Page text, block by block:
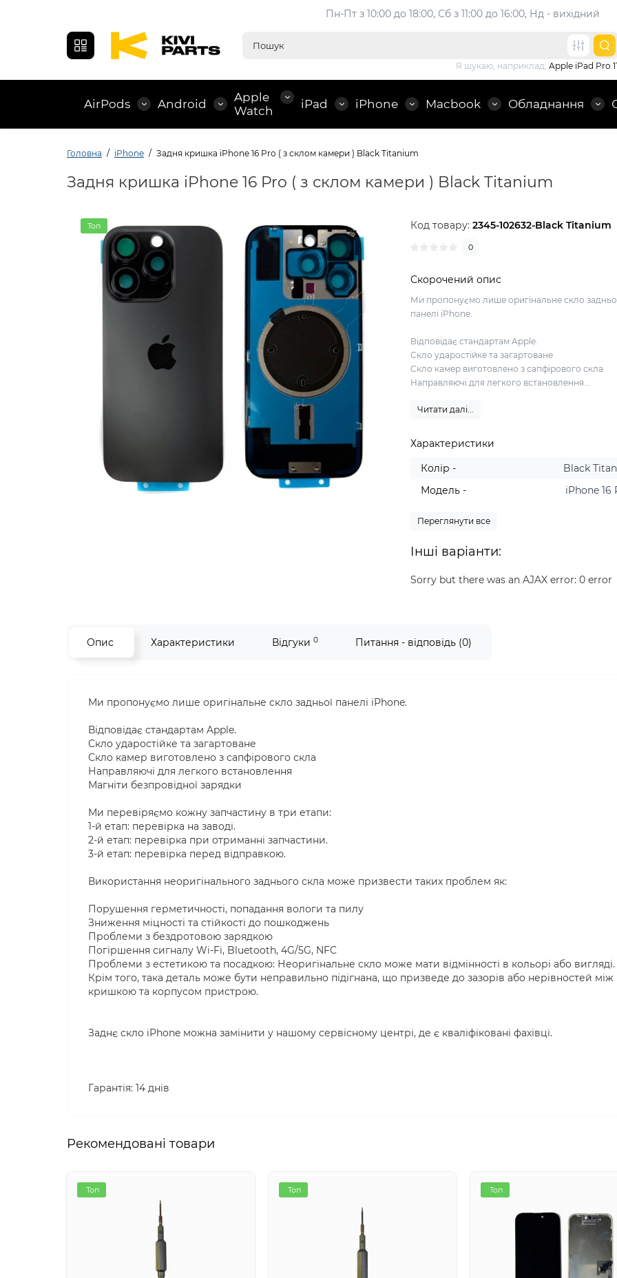
Пн-Пт з 10:00 до 18:00, Сб з 11:00 до 16:00, Нд - вихідний
Я шукаю, наприклад, Apple iPad Pro 11
AirPods Android
Apple
Watch
iPad iPhone Macbook Обладнання
Головна iPhone Задня кришка iPhone 16 Pro ( з склом камери ) Black Titanium
Задня кришка iPhone 16 Pro ( з склом камери ) Black Titanium
Топ Код товару:2345-102632-Black Titanium
0
Скорочений опис
Ми пропонуємо лише оригінальне скло
панелі iPhone.
Відповідає стандартам Apple.
Скло ударостійке та загартоване
Скло камер виготовлено з сапфірового скла
Направляючі для легкого встановлення...
Читати далі...
Характеристики
Колір -
Black
Модель -
iPhone 16
Переглянути все
Інші варіанти:
Sorry but there was an AJAX error: 0 error
Опис Характеристики Відгуки 0 Питання - відповідь (0)
Ми пропонуємо лише оригінальне скло задньої панелі iPhone.
Відповідає стандартам Apple.
Скло ударостійке та загартоване
Скло камер виготовлено з сапфірового скла
Направляючі для легкого встановлення
Магніти безпровідної зарядки
Ми перевіряємо кожну запчастину в три етапи:
1-й етап: перевірка на заводі.
2-й етап: перевірка при отриманні запчастини.
3-й етап: перевірка перед відправкою.
Використання неоригінального заднього скла може призвести таких проблем як:
Порушення герметичності, попадання вологи та пилу
Зниження міцності та стійкості до пошкоджень
Проблеми з бездротовою зарядкою
Погіршення сигналу Wi-Fi, Bluetooth, 4G/5G, NFC
Проблеми з естетикою та посадкою: Неоригінальне скло може мати відмінності в кольорі або вигляді.
Крім того, така деталь може бути неправильно підігнана, що призведе до зазорів або нерівностей між
кришкою та корпусом пристрою.
Заднє скло iPhone можна замінити у нашому сервісному центрі, де є кваліфіковані фахівці.
Гарантія: 14 днів
Рекомендовані товари
Топ Топ Топ